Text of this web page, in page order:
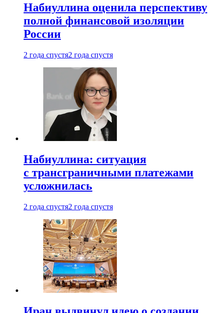
Набиуллина оценила перспективу
полной финансовой изоляции
России
2 года спустя2 года спустя
Набиуллина: ситуация
с трансграничными платежами
усложнилась
2 года спустя2 года спустя